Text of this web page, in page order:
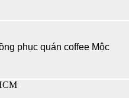
phục quán coffee Mộc